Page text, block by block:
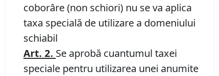
coborâre (non schiori) nu se va aplica
taxa specială de utilizare a domeniului
schiabil
Art. 2. Se aprobă cuantumul taxei
speciale pentru utilizarea unei anumite